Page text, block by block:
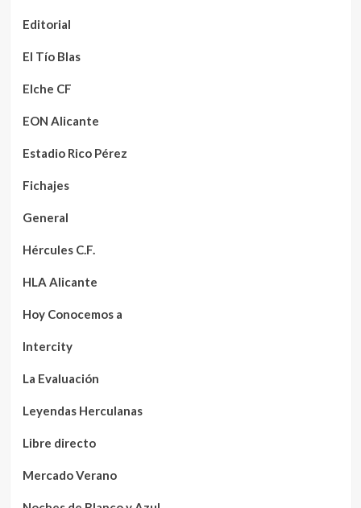
Editorial
El Tío Blas
Elche CF
EON Alicante
Estadio Rico Pérez
Fichajes
General
Hércules C.F.
HLA Alicante
Hoy Conocemos a
Intercity
La Evaluación
Leyendas Herculanas
Libre directo
Mercado Verano